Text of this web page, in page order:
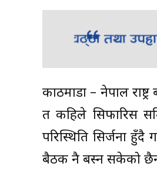
काठमाडौं – नेपाल
त कहिले सिफारिस
परिस्थिति सिर्जना
बैठक नै बस्न सकेको